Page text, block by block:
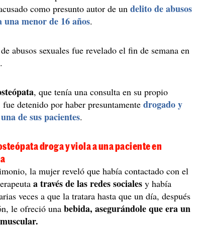
como presunto autor de un delito de abusos
una menor de 16 años.
abusos sexuales fue revelado el fin de semana en
, que tenía una consulta en su propio
detenido por haber presuntamente drogado y
de sus pacientes.
droga y viola a una paciente en
la mujer reveló que había contactado con el
a través de las redes sociales y había
veces a que la tratara hasta que un día, después
le ofreció unabebida, asegurándole que era un